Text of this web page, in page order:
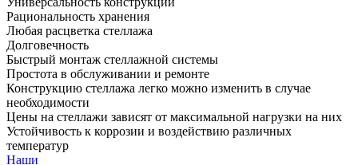
Рациональность хранения
Любая расцветка стеллажа
Долговечность
Быстрый монтаж стеллажной системы
Простота в обслуживании и ремонте
Конструкцию стеллажа легко можно изменить в случае
необходимости
Цены на стеллажи зависят от максимальной нагрузки на них
Устойчивость к коррозии и воздействию различных
температур
Наши